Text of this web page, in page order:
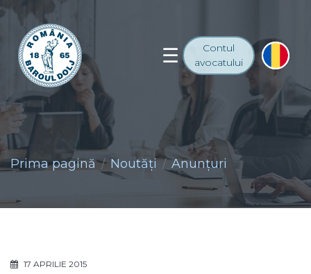
Contul
avocatului
Prima pagină Noutăţi Anunţuri
17 APRILIE 2015